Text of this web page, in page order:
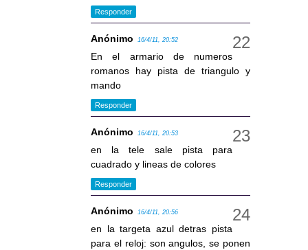
Responder
Anónimo 16/4/11, 20:52
En el armario de numeros
romanos hay pista de triangulo y
mando
Responder
Anónimo 16/4/11, 20:53
en la tele sale pista para
cuadrado y lineas de colores
Responder
Anónimo 16/4/11, 20:56
en la targeta azul detras pista
para el reloj: son angulos, se ponen